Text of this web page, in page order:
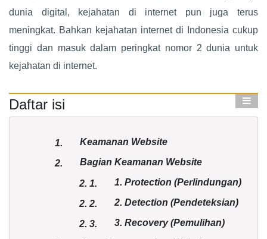
dunia digital, kejahatan di internet pun juga terus
meningkat. Bahkan kejahatan internet di Indonesia cukup
tinggi dan masuk dalam peringkat nomor 2 dunia untuk
kejahatan di internet.
Daftar isi
1. Keamanan Website
2. Bagian Keamanan Website
2. 1. 1. Protection (Perlindungan)
2. 2. 2. Detection (Pendeteksian)
2. 3. 3. Recovery (Pemulihan)